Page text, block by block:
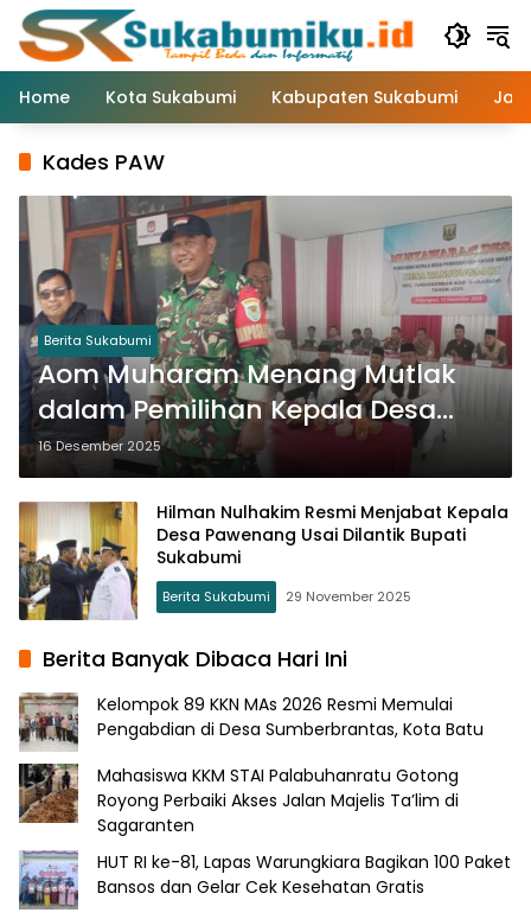
Langsung
konten
Home
Kota Sukabumi Kabupaten Sukabumi
Kades PAW
Berita Sukabumi
Aom Muharam Menang Mutlak
dalam Pemilihan Kepala Desa
PAW Tanjungsari
16 Desember 2025
Hilman Nulhakim Resmi Menjabat Kepala
Desa Pawenang Usai Dilantik Bupati
Sukabumi
Berita Sukabumi 29 November 2025
Berita Banyak Dibaca Hari Ini
Kelompok 89 KKN MAs 2026 Resmi Memulai
Pengabdian di Desa Sumberbrantas, Kota Batu
Mahasiswa KKM STAI Palabuhanratu Gotong
Royong Perbaiki Akses Jalan Majelis Ta’lim di
Sagaranten
HUT RI ke-81, Lapas Warungkiara Bagikan 100 Paket
Bansos dan Gelar Cek Kesehatan Gratis